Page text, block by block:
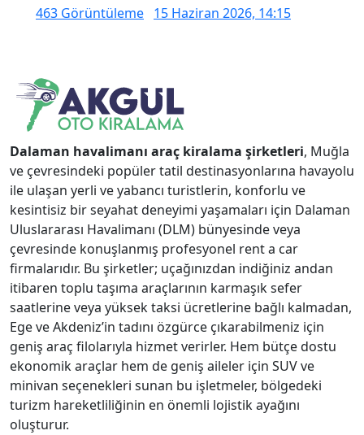
463 Görüntüleme 15 Haziran 2026, 14:15
Dalaman havalimanı araç kiralama şirketleri, Muğla
ve çevresindeki popüler tatil destinasyonlarına havayolu
ile ulaşan yerli ve yabancı turistlerin, konforlu ve
kesintisiz bir seyahat deneyimi yaşamaları için Dalaman
Uluslararası Havalimanı (DLM) bünyesinde veya
çevresinde konuşlanmış profesyonel rent a car
firmalarıdır. Bu şirketler; uçağınızdan indiğiniz andan
itibaren toplu taşıma araçlarının karmaşık sefer
saatlerine veya yüksek taksi ücretlerine bağlı kalmadan,
Ege ve Akdeniz’in tadını özgürce çıkarabilmeniz için
geniş araç filolarıyla hizmet verirler. Hem bütçe dostu
ekonomik araçlar hem de geniş aileler için SUV ve
minivan seçenekleri sunan bu işletmeler, bölgedeki
turizm hareketliliğinin en önemli lojistik ayağını
oluşturur.